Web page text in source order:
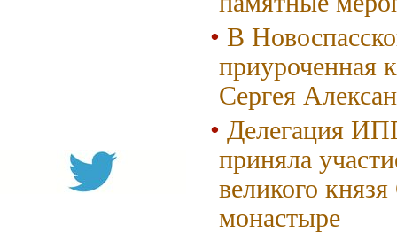
В
приуроченная
Сергея
Делегация
приняла
великого
монастыре